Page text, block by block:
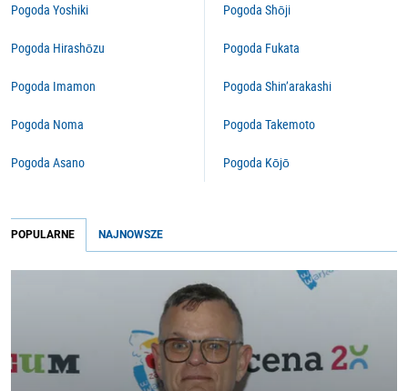
Pogoda Yoshiki
Pogoda Hirashōzu
Pogoda Imamon
Pogoda Noma
Pogoda Asano
Pogoda Shōji
Pogoda Fukata
Pogoda Shin’arakashi
Pogoda Takemoto
Pogoda Kōjō
POPULARNE NAJNOWSZE